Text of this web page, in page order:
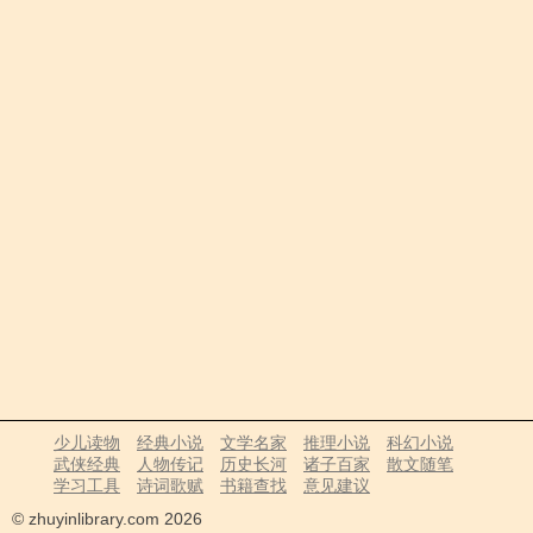
少儿读物 经典小说 文学名家 推理小说
科幻小说
武侠经典
人物传记 历史长河 诸子百家
散文随笔
学习工具
诗词歌赋 书籍查找
意见建议
© zhuyinlibrary.com 2026